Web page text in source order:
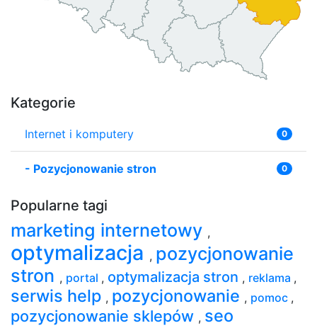
Kategorie
Internet i komputery 0
- Pozycjonowanie stron 0
Popularne tagi
marketing internetowy ,
optymalizacja , pozycjonowanie
stron , portal , optymalizacja stron , reklama ,
serwis help , pozycjonowanie , pomoc ,
pozycjonowanie sklepów , seo